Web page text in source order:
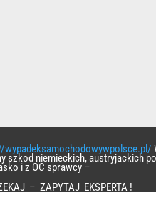
wypadeksamochodowywpolsce.pl/
szkod niemieckich, austryjackich
i z OC sprawcy –
– ZAPYTAJ EKSPERTA !